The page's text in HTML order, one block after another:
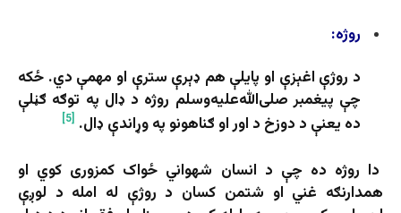
روژه:
د روژې اغېزې او پایلې هم ډېرې سترې او مهمې دي. ځکه
چې پیغمبر صلی‌الله‌علیه‌وسلم روژه د ډال په توګه ګڼلې
ده یعنې د دوزخ د اور او ګناهونو په وړاندې ډال. [5]
دا روژه ده چې د انسان شهواني ځواک کمزوری کوي او
همدارنګه غني او شتمن کسان د روژې له امله د لوږې